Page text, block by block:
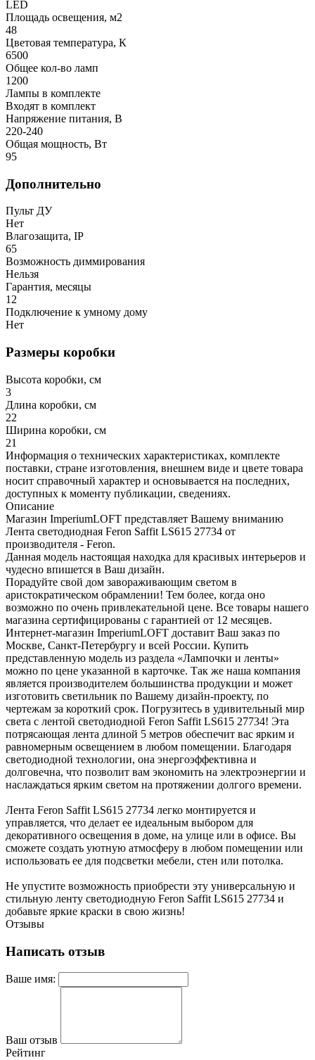
LED
Площадь освещения, м2
48
Цветовая температура, К
6500
Общее кол-во ламп
1200
Лампы в комплекте
Входят в комплект
Напряжение питания, В
220-240
Общая мощность, Вт
95
Дополнительно
Пульт ДУ
Нет
Влагозащита, IP
65
Возможность диммирования
Нельзя
Гарантия, месяцы
12
Подключение к умному дому
Нет
Размеры коробки
Высота коробки, см
3
Длина коробки, см
22
Ширина коробки, см
21
Информация о технических характеристиках, комплекте
поставки, стране изготовления, внешнем виде и цвете товара
носит справочный характер и основывается на последних,
доступных к моменту публикации, сведениях.
Описание
Магазин ImperiumLOFT представляет Вашему вниманию
Лента светодиодная Feron Saffit LS615 27734 от
производителя - Feron.
Данная модель настоящая находка для красивых интерьеров и
чудесно впишется в Ваш дизайн.
Порадуйте свой дом завораживающим светом в
аристократическом обрамлении! Тем более, когда оно
возможно по очень привлекательной цене. Все товары нашего
магазина сертифицированы с гарантией от 12 месяцев.
Интернет-магазин ImperiumLOFT доставит Ваш заказ по
Москве, Санкт-Петербургу и всей России. Купить
представленную модель из раздела «Лампочки и ленты»
можно по цене указанной в карточке. Так же наша компания
является производителем большинства продукции и может
изготовить светильник по Вашему дизайн-проекту, по
чертежам за короткий срок. Погрузитесь в удивительный мир
света с лентой светодиодной Feron Saffit LS615 27734! Эта
потрясающая лента длиной 5 метров обеспечит вас ярким и
равномерным освещением в любом помещении. Благодаря
светодиодной технологии, она энергоэффективна и
долговечна, что позволит вам экономить на электроэнергии и
наслаждаться ярким светом на протяжении долгого времени.
Лента Feron Saffit LS615 27734 легко монтируется и
управляется, что делает ее идеальным выбором для
декоративного освещения в доме, на улице или в офисе. Вы
сможете создать уютную атмосферу в любом помещении или
использовать ее для подсветки мебели, стен или потолка.
Не упустите возможность приобрести эту универсальную и
стильную ленту светодиодную Feron Saffit LS615 27734 и
добавьте яркие краски в свою жизнь!
Отзывы
Написать отзыв
Ваше имя:
Ваш отзыв
Рейтинг